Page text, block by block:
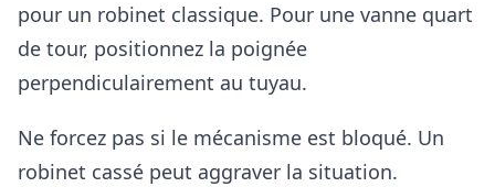
pour un robinet classique. Pour une vanne quart
de tour, positionnez la poignée
perpendiculairement au tuyau.
Ne forcez pas si le mécanisme est bloqué. Un
robinet cassé peut aggraver la situation.